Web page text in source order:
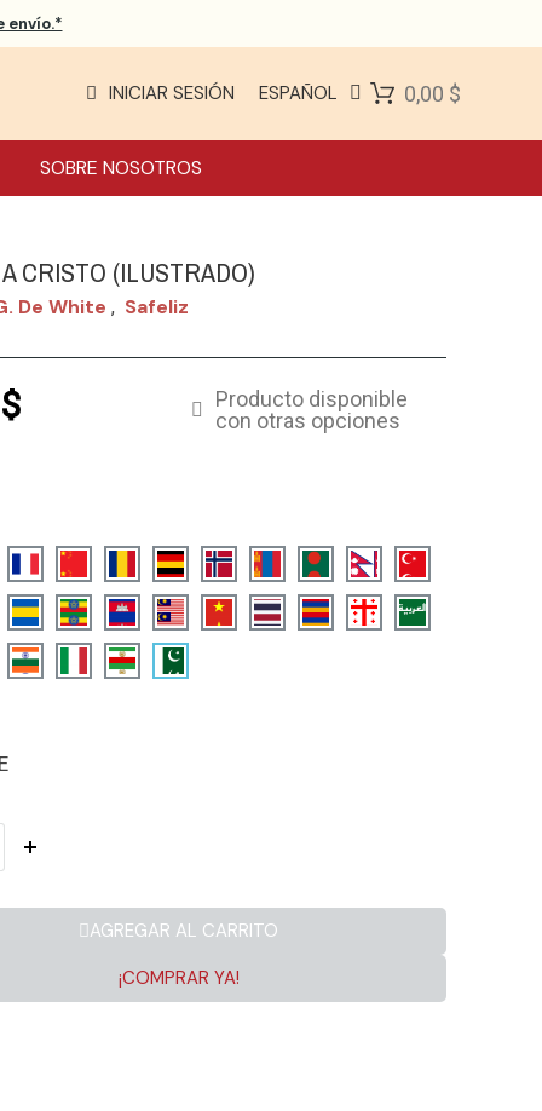
envío.*
INICIAR SESIÓN ESPAÑOL 0,00 $
SOBRE NOSOTROS
CRISTO (ILUSTRADO)
De White , Safeliz
Producto disponible
con otras opciones
AGREGAR AL CARRITO
¡COMPRAR YA!